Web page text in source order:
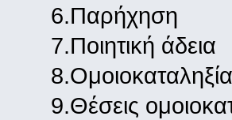
6.Παρήχηση
7.Ποιητική άδεια
9.Θέσεις